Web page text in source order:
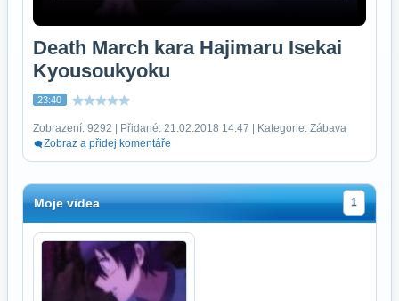
Death March kara Hajimaru Isekai
Kyousoukyoku
23:40
Zobrazení: 9292 | Přidané: 21.02.2018 14:47 | Kategorie: Zábava
Zobraz a přidej komentáře
Moje videa 1